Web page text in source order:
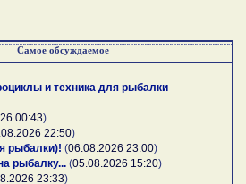
Самое обсуждаемое
и техника для рыбалки
00:43)
22:50)
рыбалки)! (06.08.2026 23:00)
рыбалку... (05.08.2026 15:20)
23:33)